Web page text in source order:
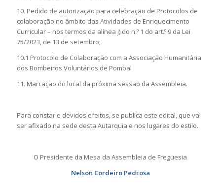
10. Pedido de autorização para celebração de Protocolos de
colaboração no âmbito das Atividades de Enriquecimento
Curricular – nos termos da alínea j) do n.º 1 do art.º 9 da Lei
75/2023, de 13 de setembro;
10.1 Protocolo de Colaboração com a Associação Humanitária
dos Bombeiros Voluntários de Pombal
11. Marcação do local da próxima sessão da Assembleia.
Para constar e devidos efeitos, se publica este edital, que vai
ser afixado na sede desta Autarquia e nos lugares do estilo.
O Presidente da Mesa da Assembleia de Freguesia
Nelson Cordeiro Pedrosa